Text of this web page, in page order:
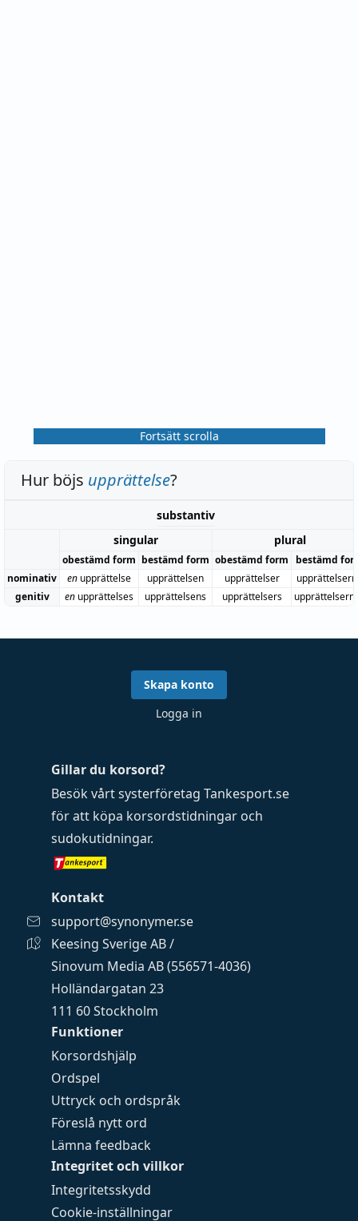
Fortsätt scrolla
Hur böjs upprättelse?
substantiv
singular
plural
obestämd form bestämd form obestämd form
bestämd
nominativ
en upprättelse upprättelsen upprättelser
genitiv
en upprättelses upprättelsens upprättelsers
Funktioner
Korsordshjälp
Ordspel
Uttryck och ordspråk
Föreslå nytt ord
Lämna feedback
Integritet och villkor
Integritetsskydd
Cookie-inställningar
Gillar du korsord?
Besök vårt systerföretag Tankesport.se
för att köpa korsordstidningar och
sudokutidningar.
Kontakt
support@synonymer.se
Keesing Sverige AB /
Sinovum Media AB (556571-4036)
Holländargatan 23
111 60 Stockholm
Skapa konto
Logga in